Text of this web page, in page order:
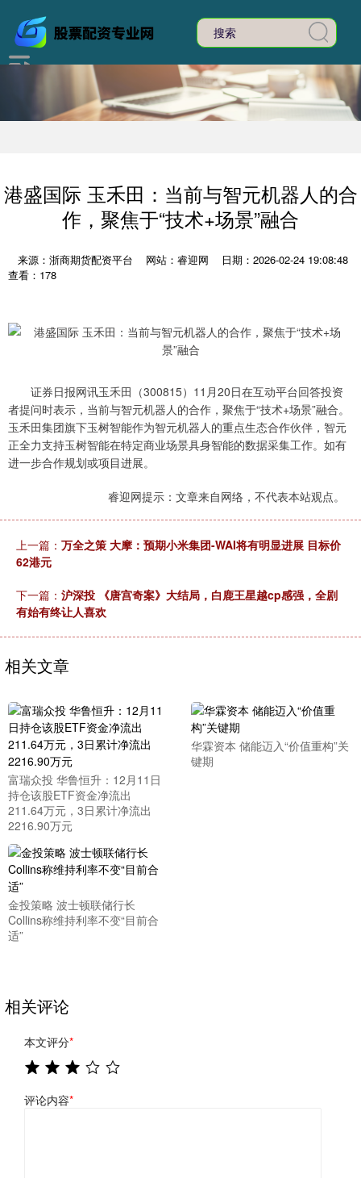
港盛国际 玉禾田：当前与智元机器人的合
作，聚焦于“技术+场景”融合
来源：浙商期货配资平台 网站：睿迎网
日期：2026-02-24 19:08:48
查看：178
证券日报网讯玉禾田（300815）11月20日在互动平台回答投资
者提问时表示，当前与智元机器人的合作，聚焦于“技术+场景”融合。
玉禾田集团旗下玉树智能作为智元机器人的重点生态合作伙伴，智元
正全力支持玉树智能在特定商业场景具身智能的数据采集工作。如有
进一步合作规划或项目进展。
睿迎网提示：文章来自网络，不代表本站观点。
上一篇： 万全之策 大摩：预期小米集团-WAI将有明显进展 目标价
62港元
下一篇： 沪深投 《唐宫奇案》大结局，白鹿王星越cp感强，全剧
有始有终让人喜欢
相关文章
富瑞众投 华鲁恒升：12月11日
持仓该股ETF资金净流出
211.64万元，3日累计净流出
2216.90万元
华霖资本 储能迈入“价值重构”关
键期
金投策略 波士顿联储行长
Collins称维持利率不变“目前合
适”
相关评论
本文评分*
评论内容*